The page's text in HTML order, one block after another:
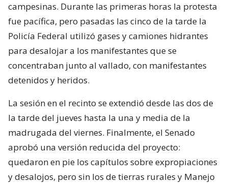
campesinas. Durante las primeras horas la protesta
fue pacífica, pero pasadas las cinco de la tarde la
Policía Federal utilizó gases y camiones hidrantes
para desalojar a los manifestantes que se
concentraban junto al vallado, con manifestantes
detenidos y heridos.
La sesión en el recinto se extendió desde las dos de
la tarde del jueves hasta la una y media de la
madrugada del viernes. Finalmente, el Senado
aprobó una versión reducida del proyecto:
quedaron en pie los capítulos sobre expropiaciones
y desalojos, pero sin los de tierras rurales y Manejo